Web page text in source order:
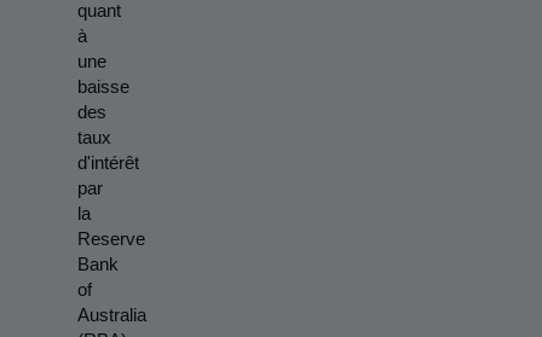
quant
à
une
baisse
des
taux
d'intérêt
par
la
Reserve
Bank
of
Australia